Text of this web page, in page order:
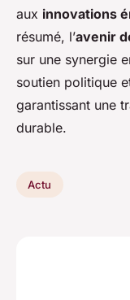
aux innovations
résumé, l’avenir
sur une synergie
soutien politique
garantissant une
durable.
Actu